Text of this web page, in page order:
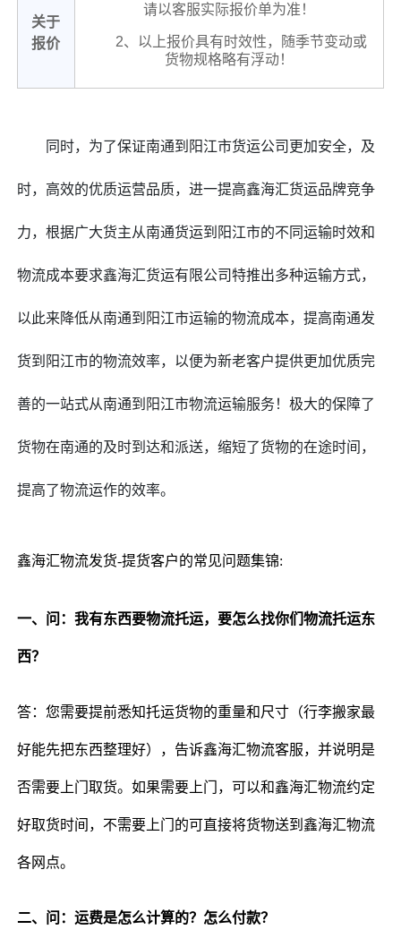
关于
报价
请以客服实际报价单为准！
2、以上报价具有时效性，随季节变动或
货物规格略有浮动！
同时，为了保证南通到阳江市货运公司更加安全，及
时，高效的优质运营品质，进一提高鑫海汇货运品牌竞争
力，根据广大货主从南通货运到阳江市的不同运输时效和
物流成本要求鑫海汇货运有限公司特推出多种运输方式，
以此来降低从南通到阳江市运输的物流成本，提高南通发
货到阳江市的物流效率，以便为新老客户提供更加优质完
善的一站式从南通到阳江市物流运输服务！极大的保障了
货物在南通的及时到达和派送，缩短了货物的在途时间，
提高了物流运作的效率。
鑫海汇物流发货-提货客户的常见问题集锦:
一、问：我有东西要物流托运，要怎么找你们物流托运东
西？
答：您需要提前悉知托运货物的重量和尺寸（行李搬家最
好能先把东西整理好），告诉鑫海汇物流客服，并说明是
否需要上门取货。如果需要上门，可以和鑫海汇物流约定
好取货时间，不需要上门的可直接将货物送到鑫海汇物流
各网点。
二、问：运费是怎么计算的？怎么付款？